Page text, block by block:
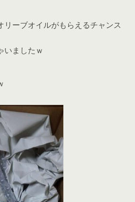
リーブオイルがもらえるチャンス
いましたｗ